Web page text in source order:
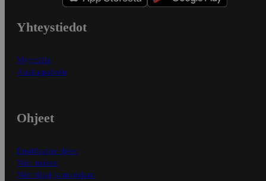
Yhteystiedot
Myymälät
Asiakaspalvelu
Ohjeet
Ensitilaajan ohjeet
Näin maksat
Näin tilaat ja muokkaat